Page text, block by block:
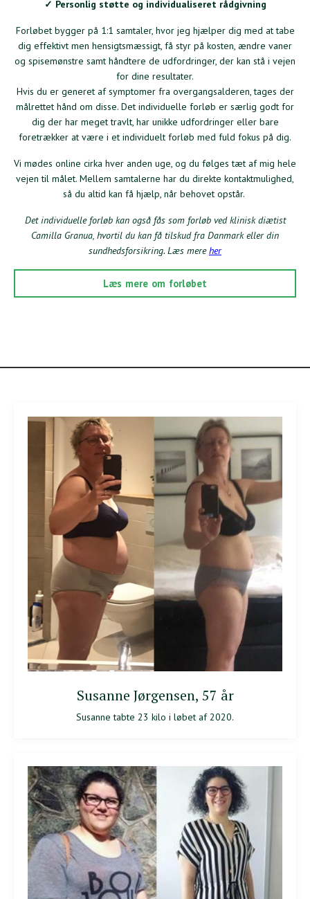
✓ Personlig støtte og individualiseret rådgivning
Forløbet bygger på 1:1 samtaler, hvor jeg hjælper dig med at tabe
dig effektivt men hensigtsmæssigt, få styr på kosten, ændre vaner
og spisemønstre samt håndtere de udfordringer, der kan stå i vejen
for dine resultater.
Hvis du er generet af symptomer fra overgangsalderen, tages der
målrettet hånd om disse. Det individuelle forløb er særlig godt for
dig der har meget travlt, har unikke udfordringer eller bare
foretrækker at være i et individuelt forløb med fuld fokus på dig.
Vi mødes online cirka hver anden uge, og du følges tæt af mig hele
vejen til målet. Mellem samtalerne har du direkte kontaktmulighed,
så du altid kan få hjælp, når behovet opstår.
Det individuelle forløb kan også fås som forløb ved klinisk diætist
Camilla Granua, hvortil du kan få tilskud fra Danmark eller din
sundhedsforsikring. Læs mereher
Læs mere om forløbet
Susanne Jørgensen, 57 år
Susanne tabte 23 kilo i løbet af 2020.